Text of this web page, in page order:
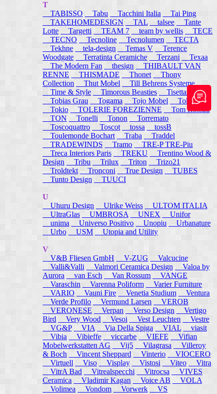
T
TABISSO
Tabu Tacchini Italia
Tai Ping
TAKEHOMEDESIGN
TAL talsee
Tante
Lotte
Targetti TEAM 7 team by wellis
TECE
TECNO
Tecnoline Tecnolumen
TECTA
Tekhne
tela-design Temas V
Terence
Woodgate
Terratinta Ceramiche Terzani
Texaa
The Modern Fan
thesign
THIBAULT VAN
RENNE
THISMADE Thonet
Thony
Collection
Thut Mobel
Till Behrens Systeme
Time & Style
Timorous Beasties
Tisettanta
Tobias Grau
Togama Tojo Mobel
Token
Tokio
TOLERIE FOREZIENNE
Tom Rossau
TON
Tonelli Tonon
Torremato
Toscoquattro
Toscot tossa
tossB
Toulemonde Bochart
Traba
Traddel
TRADEWINDS
Tramo
TRE-P TRE-Piu
Treca Interiors Paris
TREKU
Trentino Wood &
Design
Tribu Trilux Triton
Trizo21
Troldtekt Tronconi True Design
TUBES
Tunto Design
TUUCI
U
Uhuru Design
Ulrike Weiss
ULTOM ITALIA
UltraGlas
UMBROSA UNEX
Unifor
unima
Universo Positivo Unopiu
Urbanature
Urbo
USM Utopia and Utility
V
V&B Fliesen GmbH
V-ZUG
Valcucine
Valli&Valli
Valmori Ceramica Design
Valoa by
Aurora
van Esch Van Rossum
VANGE
Varaschin
Varenna Poliform
Varier Furniture
VARIO
Vauni Fire Venetia Studium
Ventura
Verde Profilo
Vermund Larsen
VEROB
VERONESE
Verpan Verso Design
Vertigo
Bird
Very Wood Vesoi Vest Leuchten
Vestre
VG&P
VIA Via Della Spiga VIAL
viasit
Vibia
Vibieffe viccarbe VIEFE
Vifian
Mobelwerkstatten AG
Vij5 Vilagrasa
Villeroy
& Boch
Vincent Sheppard Vinterio
VIOCERO
Virtuell
Viso Visplay Vistosi Viteo
Vitra
VitrA Bad
Vitrealspecchi Vitrocsa
VIVES
Ceramica
Vladimir Kagan Voice AB
VOLA
Volimea
Vondom Vorwerk VS